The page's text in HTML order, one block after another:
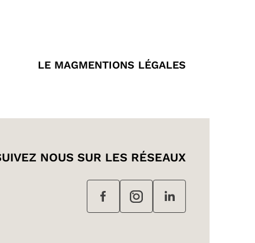
LE MAGMENTIONS LÉGALES
NOUS SUR LES RÉSEAUX